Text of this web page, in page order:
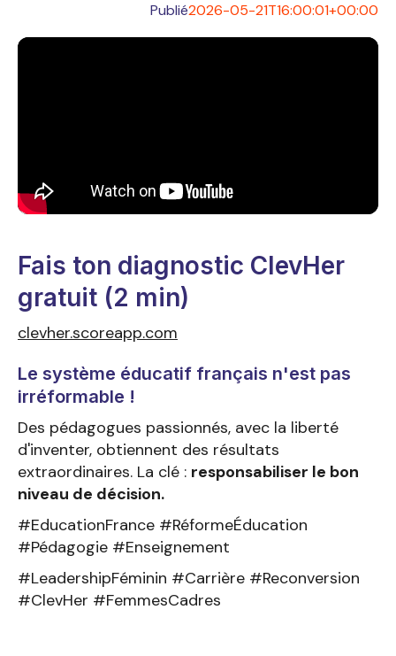
Publié2026-05-21T16:00:01+00:00
Fais ton diagnostic ClevHer
gratuit (2 min)
clevher.scoreapp.com
Le système éducatif français n'est pas
irréformable !
Des pédagogues passionnés, avec la liberté
d'inventer, obtiennent des résultats
extraordinaires. La clé : responsabiliser le bon
niveau de décision.
#EducationFrance #RéformeÉducation
#Pédagogie #Enseignement
#LeadershipFéminin #Carrière #Reconversion
#ClevHer #FemmesCadres